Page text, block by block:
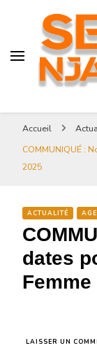
revue
Accueil
COMMUNIQUÉ :
2025
ACTUALITÉ
dates
Femme
LAISSER UN